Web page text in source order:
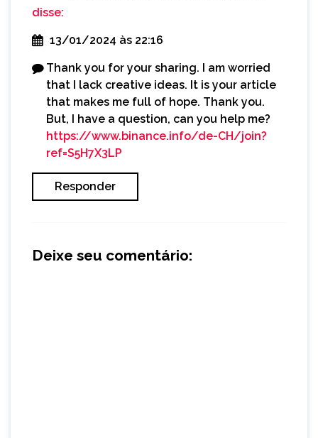
disse:
13/01/2024 às 22:16
Thank you for your sharing. I am worried
that I lack creative ideas. It is your article
that makes me full of hope. Thank you.
But, I have a question, can you help me?
https://www.binance.info/de-CH/join?
ref=S5H7X3LP
Responder
Deixe seu comentário: